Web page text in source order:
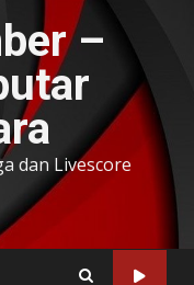
–
dan Livescore